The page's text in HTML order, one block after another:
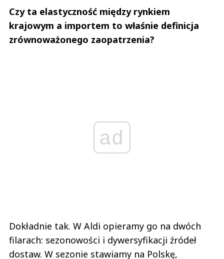
Czy ta elastyczność między rynkiem
krajowym a importem to właśnie definicja
zrównoważonego zaopatrzenia?
ad
Dokładnie tak. W Aldi opieramy go na dwóch
filarach: sezonowości i dywersyfikacji źródeł
dostaw. W sezonie stawiamy na Polskę,